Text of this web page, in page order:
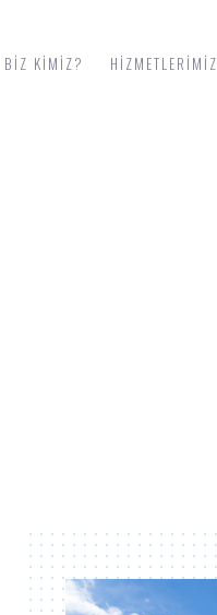
BIZ KIMIZ? HIZMETLERIMIZ